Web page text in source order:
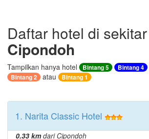
Daftar hotel di sekitar
Cipondoh
Tampilkan hanya hotel Bintang 5 Bintang 4
Bintang 2
atau Bintang 1
1. Narita Classic Hotel
0.33 kmdari Cipondoh